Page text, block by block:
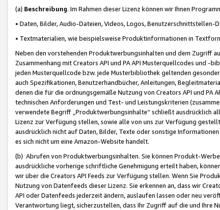
(a) Beschreibung. Im Rahmen dieser Lizenz können wir Ihnen
• Daten, Bilder, Audio-Dateien, Videos, Logos, Benutzerschnittstellen-
• Textmaterialien, wie beispielsweise Produktinformationen in
Neben den vorstehenden Produktwerbungsinhalten und dem Zugriff
Zusammenhang mit Creators API und PA API Musterquellcodes und
jeden Musterquellcode bzw. jede Musterbibliothek geltenden
auch Spezifikationen, Benutzerhandbücher, Anleitungen,
denen die für die ordnungsgemäße Nutzung von Creators API und PA
technischen Anforderungen und Test- und Leistungskriterien
verwendete Begriff „Produktwerbungsinhalte“ schließt ausdrücklich
Lizenz zur Verfügung stellen, sowie alle von uns zur Verfügung
ausdrücklich nicht auf Daten, Bilder, Texte oder sonstige
es sich nicht um eine Amazon-Website handelt.
(b) Abrufen von Produktwerbungsinhalten. Sie können Produkt-
ausdrückliche vorherige schriftliche Genehmigung erteilt haben,
wir über die Creators API Feeds zur Verfügung stellen. Wenn Sie
Nutzung von Datenfeeds dieser Lizenz. Sie erkennen an, dass wir
API oder Datenfeeds jederzeit ändern, auslaufen lassen oder neu
Verantwortung liegt, sicherzustellen, dass Ihr Zugriff auf die und Ihre